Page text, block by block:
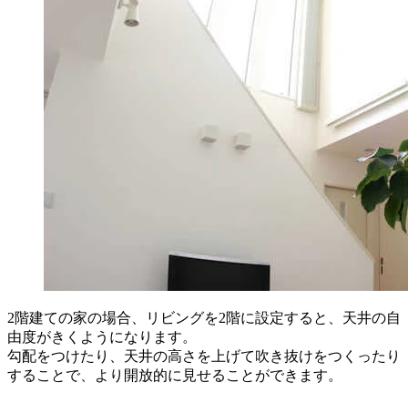
2階建ての家の場合、リビングを2階に設定すると、天井の自
由度がきくようになります。
勾配をつけたり、天井の高さを上げて吹き抜けをつくったり
することで、より開放的に見せることができます。